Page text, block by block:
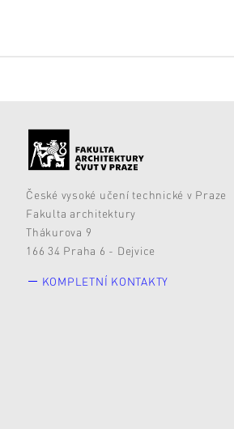
České vysoké učení technické v Praze
Fakulta architektury
Thákurova 9
166 34 Praha 6 - Dejvice
KOMPLETNÍ KONTAKTY